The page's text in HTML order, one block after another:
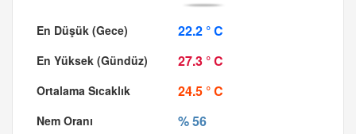
22.2 ° C
27.3 ° C
24.5 ° C
% 56